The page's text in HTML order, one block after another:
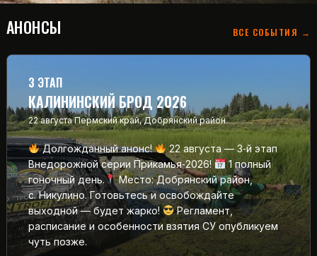
АНОНСЫ ВСЕ СОБЫТИЯ →
3 ЭТАП
КАЛИНИНСКИЙ БРОД 2026
22 августа Пермский край, Добрянский район
Долгожданный анонс!
22 августа — 3‑й этап
Внедорожной серии Прикамья‑2026!
1 полный
гоночный день.
Место: Добрянский район,
с. Никулино. Готовьтесь и освобождайте
выходной — будет жарко!
Регламент,
расписание и особенности взятия СУ опубликуем
чуть позже.